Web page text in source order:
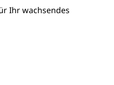
Ihr wachsendes